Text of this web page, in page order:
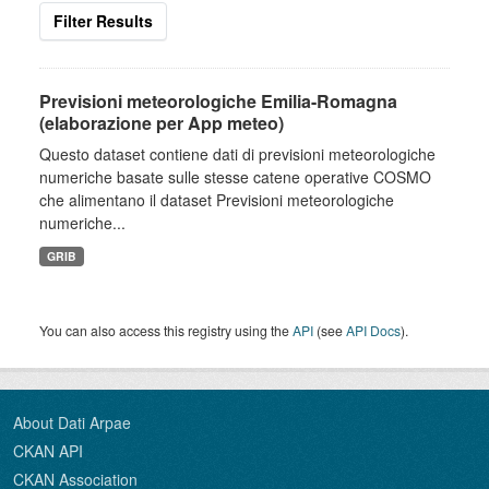
Filter Results
Previsioni meteorologiche Emilia-Romagna
(elaborazione per App meteo)
Questo dataset contiene dati di previsioni meteorologiche
numeriche basate sulle stesse catene operative COSMO
che alimentano il dataset Previsioni meteorologiche
numeriche...
GRIB
You can also access this registry using theAPI (seeAPI Docs).
About Dati Arpae
CKAN API
CKAN Association